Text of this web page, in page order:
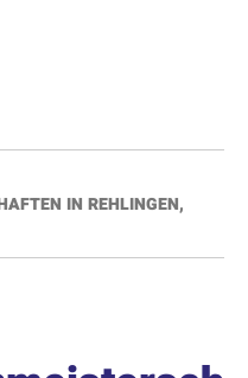
IN REHLINGEN,